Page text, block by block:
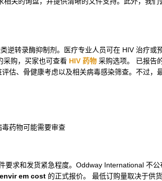
逆转录酶抑制剂。医疗专业人员可在 HIV 治疗或
采购，买家也可查看 HIV 药物 采购选项。 已报告
估、骨健康考虑以及相关病毒感染筛查。不过，
药物可能需要审查
要求和发货紧急程度。Oddway International 不
em cost 的正式报价。 最低订购量取决于供